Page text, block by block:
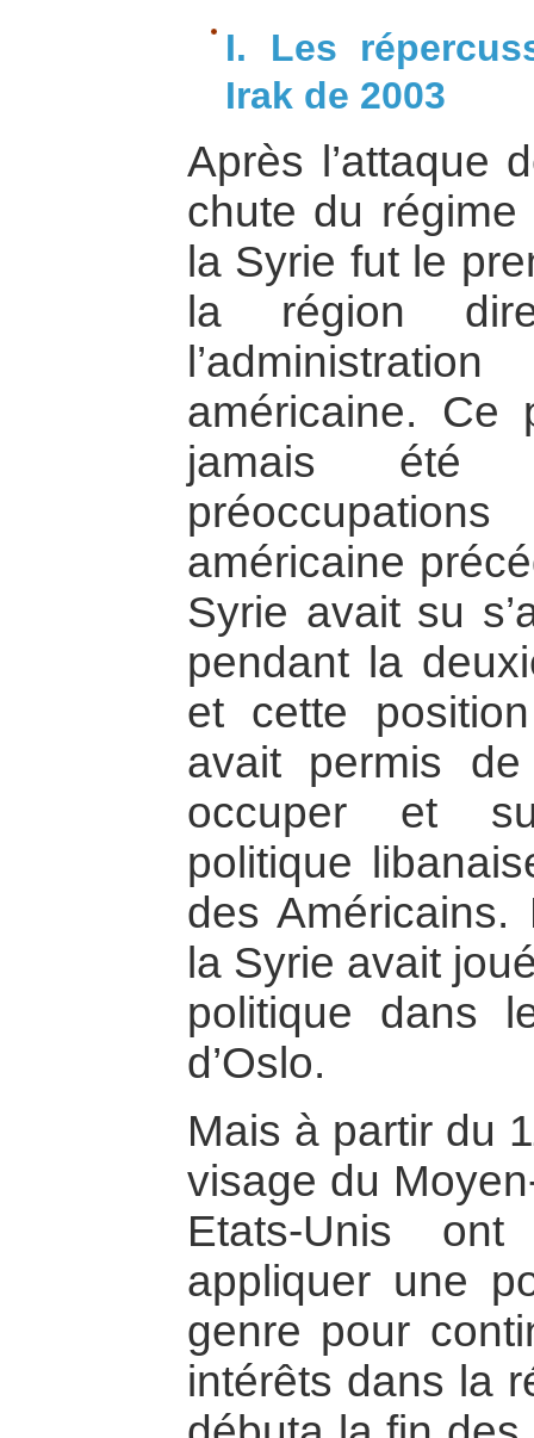
I. Les
Irak de 2003
Après l’attaque
chute du
la Syrie fut le
la région
américaine. Ce
jamais été
américaine
Syrie avait su
pendant la
et cette
avait permis
occuper et
politique
des
la Syrie avait
politique dans
d’Oslo.
Mais à partir du
visage du
Etats-Unis
appliquer une
genre pour
intérêts dans la